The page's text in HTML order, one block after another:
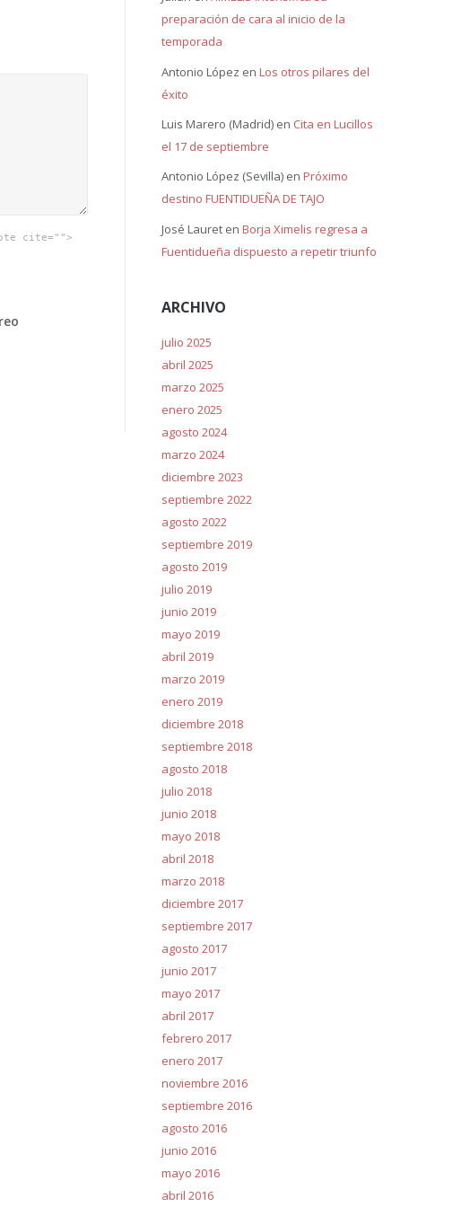
cite="">
preparación de cara al inicio de la
temporada
Antonio López en Los otros pilares del
éxito
Luis Marero (Madrid)en Cita en Lucillos
el 17 de septiembre
Antonio López (Sevilla)en Próximo
destino FUENTIDUEÑA DE TAJO
José Laureten Borja Ximelis regresa a
Fuentidueña dispuesto a repetir triunfo
ARCHIVO
julio 2025
abril 2025
marzo 2025
enero 2025
agosto 2024
marzo 2024
diciembre 2023
septiembre 2022
agosto 2022
septiembre 2019
agosto 2019
julio 2019
junio 2019
mayo 2019
abril 2019
marzo 2019
enero 2019
diciembre 2018
septiembre 2018
agosto 2018
julio 2018
junio 2018
mayo 2018
abril 2018
marzo 2018
diciembre 2017
septiembre 2017
agosto 2017
junio 2017
mayo 2017
abril 2017
febrero 2017
enero 2017
noviembre 2016
septiembre 2016
agosto 2016
junio 2016
mayo 2016
abril 2016